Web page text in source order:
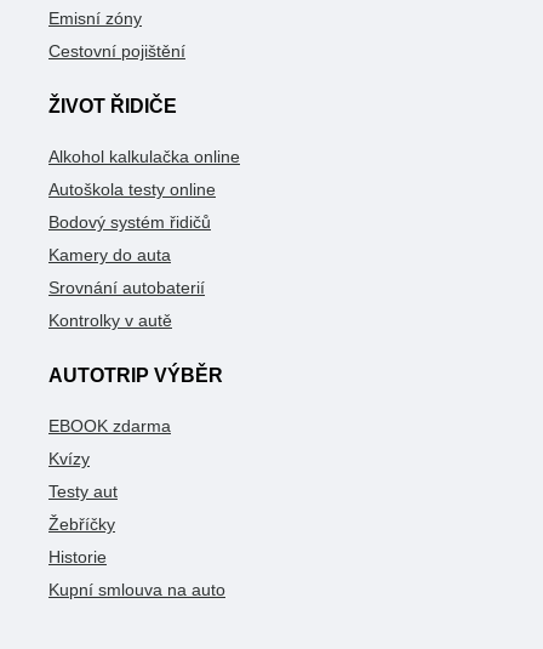
Emisní zóny
Cestovní pojištění
ŽIVOT ŘIDIČE
Alkohol kalkulačka online
Autoškola testy online
Bodový systém řidičů
Kamery do auta
Srovnání autobaterií
Kontrolky v autě
AUTOTRIP VÝBĚR
EBOOK zdarma
Kvízy
Testy aut
Žebříčky
Historie
Kupní smlouva na auto